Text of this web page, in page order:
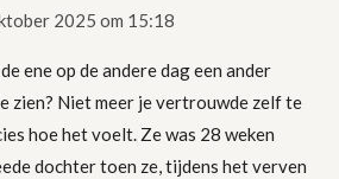
2025 om 15:18
ene op de andere dag een ander
zien? Niet meer je vertrouwde zelf te
hoe het voelt. Ze was 28 weken
dochter toen ze, tijdens het verven